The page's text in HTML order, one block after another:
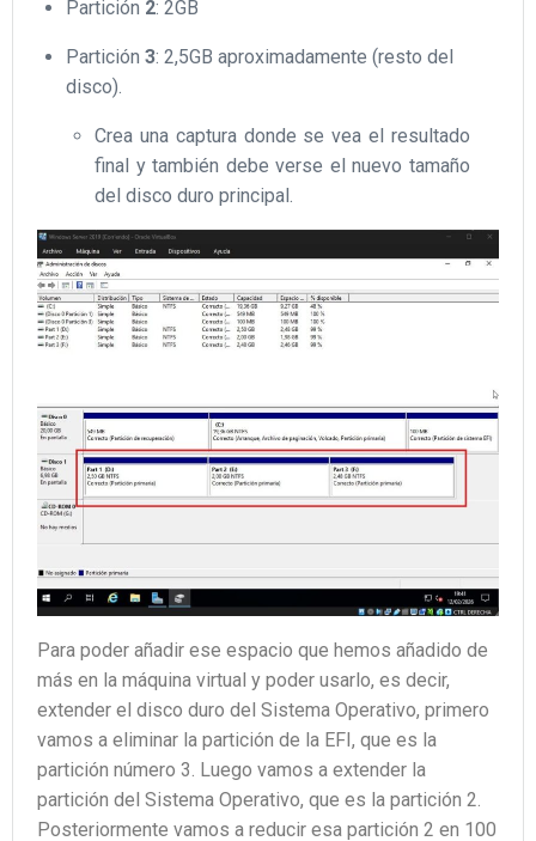
Partición 2: 2GB
Partición 3: 2,5GB aproximadamente (resto del
disco).
Crea una captura donde se vea el resultado
final y también debe verse el nuevo tamaño
del disco duro principal.
Para poder añadir ese espacio que hemos añadido de
más en la máquina virtual y poder usarlo, es decir,
extender el disco duro del Sistema Operativo, primero
vamos a eliminar la partición de la EFI, que es la
partición número 3. Luego vamos a extender la
partición del Sistema Operativo, que es la partición 2.
Posteriormente vamos a reducir esa partición 2 en 100